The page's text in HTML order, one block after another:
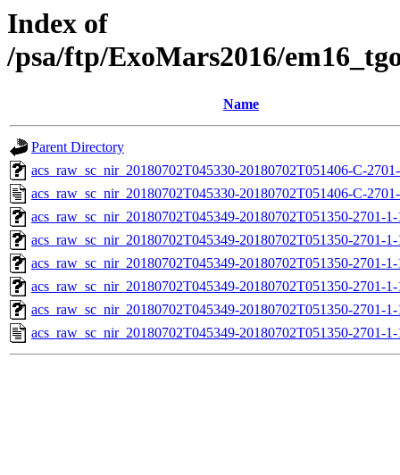
Index of
/psa/ftp/ExoMars2016/
Name
Parent Directory
acs_raw_sc_nir_20180702T045330-20180702T051406-C-
acs_raw_sc_nir_20180702T045330-20180702T051406-C-
acs_raw_sc_nir_20180702T045349-20180702T051350-2701-
acs_raw_sc_nir_20180702T045349-20180702T051350-2701-
acs_raw_sc_nir_20180702T045349-20180702T051350-2701-
acs_raw_sc_nir_20180702T045349-20180702T051350-2701-
acs_raw_sc_nir_20180702T045349-20180702T051350-2701-
acs_raw_sc_nir_20180702T045349-20180702T051350-2701-